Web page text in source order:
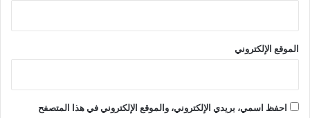
الموقع الإلكتروني
احفظ اسمي، بريدي الإلكتروني، والموقع الإلكتروني في هذا المتصفح